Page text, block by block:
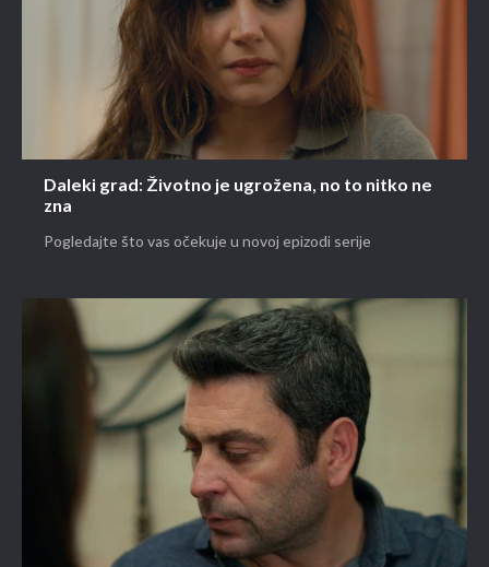
Daleki grad: Životno je ugrožena, no to nitko ne
zna
Pogledajte što vas očekuje u novoj epizodi serije